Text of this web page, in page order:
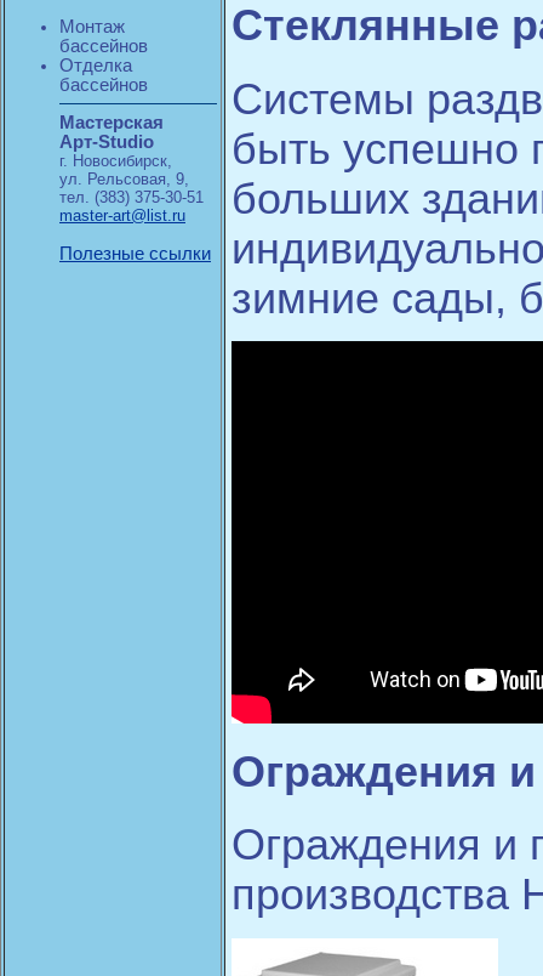
Монтаж
бассейнов
Отделка
бассейнов
Мастерская
Арт-Studio
г. Новосибирск,
ул. Рельсовая, 9,
тел. (383) 375-30-51
master-art@list.ru
Полезные ссылки
Стеклянные
Системы
быть успешно
больших
зимние сады,
Ограждения
Ограждения и
производства